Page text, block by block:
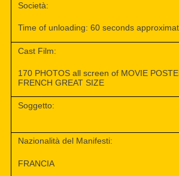
Società:
Time of unloading: 60 seconds
Cast Film:
170 PHOTOS all screen of MOVIE
FRENCH GREAT SIZE
Soggetto:
Nazionalità del Manifesti:
FRANCIA